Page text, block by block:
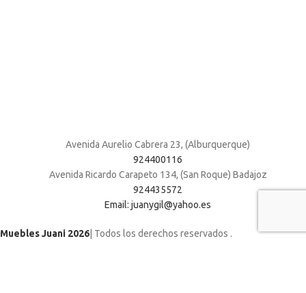
Avenida Aurelio Cabrera 23, (Alburquerque)
924400116
Avenida Ricardo Carapeto 134, (San Roque) Badajoz
924435572
Email: juanygil@yahoo.es
Muebles Juani 2026 | Todos los derechos reservados .